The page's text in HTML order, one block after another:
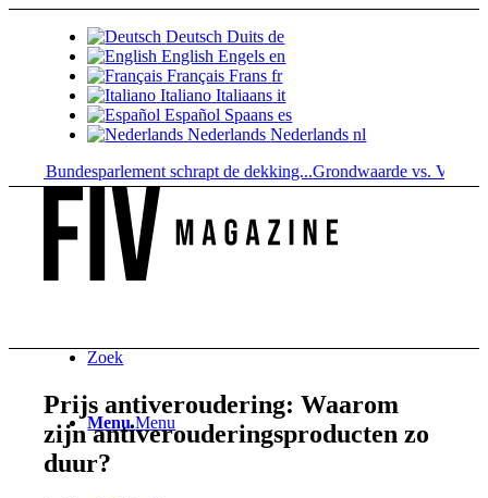
Deutsch Duits de
English Engels en
Français Frans fr
Italiano Italiaans it
Español Spaans es
Nederlands Nederlands nl
Bundesparlement schrapt de dekking...Grondwaarde vs.
Zoek
Menu Menu
Prijs antiveroudering: Waarom
zijn antiverouderingsproducten zo
duur?